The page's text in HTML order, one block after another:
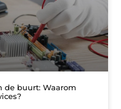
de buurt: Waarom